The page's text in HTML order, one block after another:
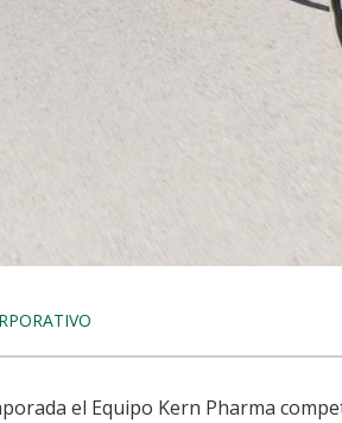
el Equipo Kern Pharma